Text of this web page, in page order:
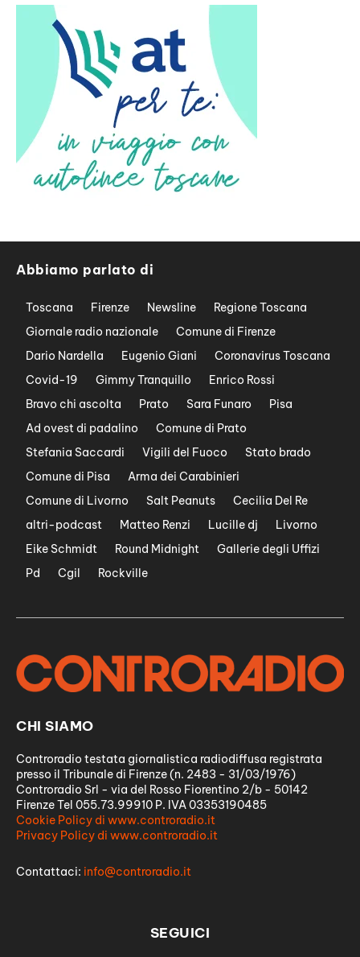
Abbiamo parlato di
Toscana Firenze Newsline
Regione Toscana
Giornale radio nazionale
Comune di Firenze
Dario Nardella
Eugenio Giani
Coronavirus Toscana
Covid-19
Gimmy Tranquillo
Enrico Rossi
Bravo chi ascolta
Prato Sara Funaro
Pisa
Ad ovest di padalino
Comune di Prato
Stefania Saccardi
Vigili del Fuoco
Stato brado
Comune di Pisa
Arma dei Carabinieri
Comune di Livorno
Salt Peanuts
Cecilia Del Re
altri-podcast
Matteo Renzi Lucille dj
Livorno
Eike Schmidt
Round Midnight
Gallerie degli Uffizi
Pd
Cgil Rockville
CHI SIAMO
Controradio testata giornalistica radiodiffusa registrata
presso il Tribunale di Firenze (n. 2483 - 31/03/1976)
Controradio Srl - via del Rosso Fiorentino 2/b - 50142
Firenze Tel 055.73.99910 P. IVA 03353190485
Cookie Policy di www.controradio.it
Privacy Policy di www.controradio.it
Contattaci: info@controradio.it
SEGUICI